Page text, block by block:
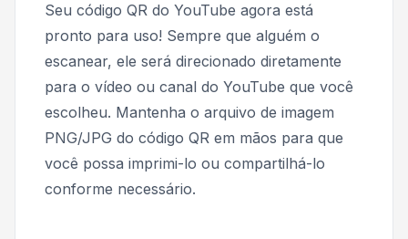
Seu código QR do YouTube agora está
pronto para uso! Sempre que alguém o
escanear, ele será direcionado diretamente
para o vídeo ou canal do YouTube que você
escolheu. Mantenha o arquivo de imagem
PNG/JPG do código QR em mãos para que
você possa imprimi-lo ou compartilhá-lo
conforme necessário.